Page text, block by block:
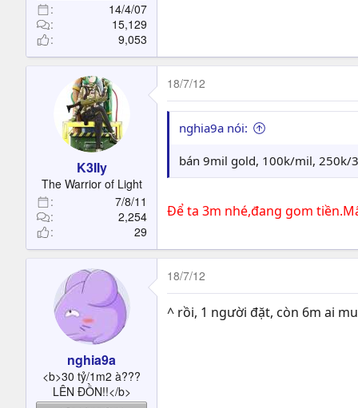
14/4/07
15,129
9,053
K3IIy
The Warrior of Light
7/8/11
2,254
29
18/7/12
nghia9a nói:
bán 9mil gold, 100k/mil, 250k/
Để ta 3m nhé,đang gom
nghia9a
<b>30 tỷ/1m2 à???
LÊN ĐỒN!!</b>
18/7/12
^ rồi, 1 người đặt, còn 6m ai